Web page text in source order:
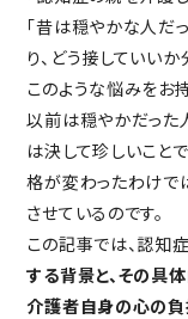
「昔は穏やかな人だ
り、どう接していいか
このような悩みをお
以前は穏やかだった
は決して珍しいこと
格が変わったわけで
させているのです。
この記事では、認知
する背景と、その具
介護者自身の心の負